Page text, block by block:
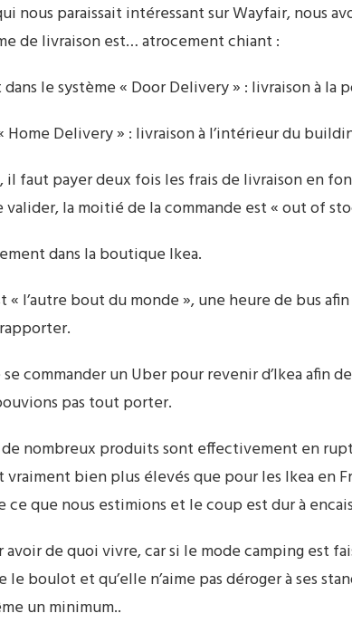
nous paraissait intéressant sur Wayfair, nous
de livraison est… atrocement chiant :
le système « Door Delivery » : livraison à la
Home Delivery » : livraison à l’intérieur du
il faut payer deux fois les frais de livraison en
la moitié de la commande est « out of
dans la boutique Ikea.
« l’autre bout du monde », une heure de bus
commander un Uber pour revenir d’Ikea afin
pas tout porter.
nombreux produits sont effectivement en
bien plus élevés que pour les Ikea en
que nous estimions et le coup est dur à
de quoi vivre, car si le mode camping est
boulot et qu’elle n’aime pas déroger à ses
un minimum..